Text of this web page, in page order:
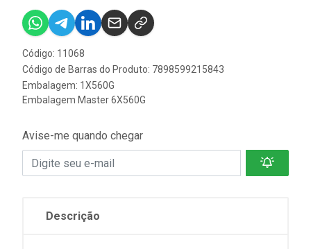
Código: 11068
Código de Barras do Produto: 7898599215843
Embalagem: 1X560G
Embalagem Master 6X560G
Avise-me quando chegar
Descrição